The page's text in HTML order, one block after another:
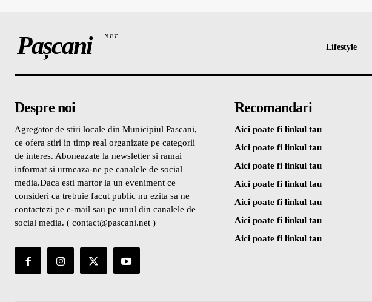
Pașcani .NET
Lifestyle
Despre noi
Agregator de stiri locale din Municipiul Pascani,
ce ofera stiri in timp real organizate pe categorii
de interes. Aboneazate la newsletter si ramai
informat si urmeaza-ne pe canalele de social
media.Daca esti martor la un eveniment ce
consideri ca trebuie facut public nu ezita sa ne
contactezi pe e-mail sau pe unul din canalele de
social media. ( contact@pascani.net )
Recomandari
Aici poate fi linkul tau
Aici poate fi linkul tau
Aici poate fi linkul tau
Aici poate fi linkul tau
Aici poate fi linkul tau
Aici poate fi linkul tau
Aici poate fi linkul tau